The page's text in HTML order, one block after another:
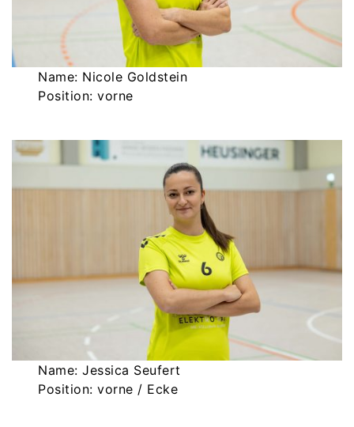
Name: Nicole Goldstein
Position: vorne
Name: Jessica Seufert
Position: vorne / Ecke